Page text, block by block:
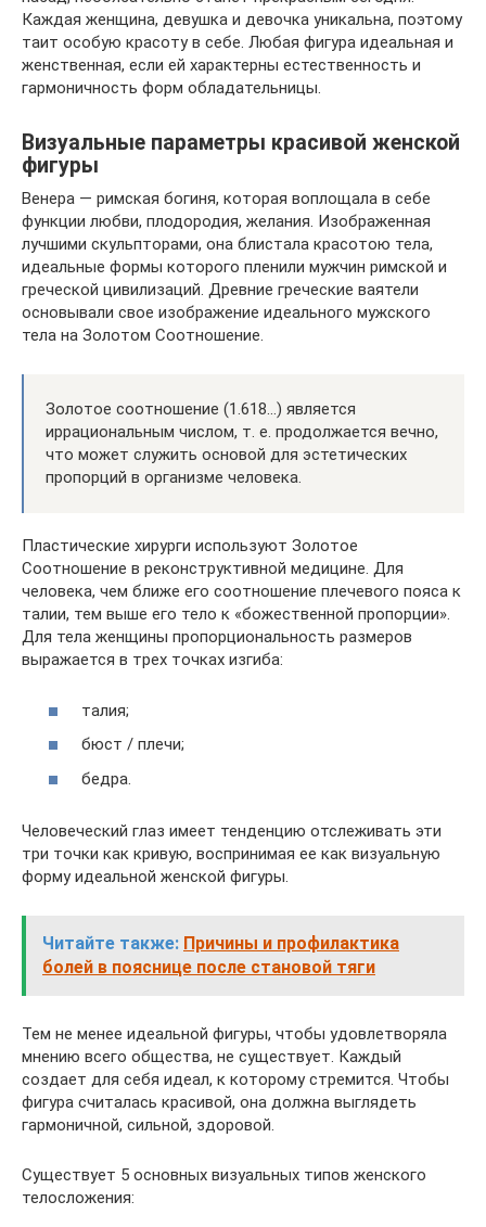
Каждая женщина, девушка и девочка уникальна, поэтому
таит особую красоту в себе. Любая фигура идеальная и
женственная, если ей характерны естественность и
гармоничность форм обладательницы.
Визуальные параметры красивой женской
фигуры
Венера — римская богиня, которая воплощала в себе
функции любви, плодородия, желания. Изображенная
лучшими скульпторами, она блистала красотою тела,
идеальные формы которого пленили мужчин римской и
греческой цивилизаций. Древние греческие ваятели
основывали свое изображение идеального мужского
тела на Золотом Соотношение.
Золотое соотношение (1.618…) является
иррациональным числом, т. е. продолжается вечно,
что может служить основой для эстетических
пропорций в организме человека.
Пластические хирурги используют Золотое
Соотношение в реконструктивной медицине. Для
человека, чем ближе его соотношение плечевого пояса к
талии, тем выше его тело к «божественной пропорции».
Для тела женщины пропорциональность размеров
выражается в трех точках изгиба:
талия;
бюст / плечи;
бедра.
Человеческий глаз имеет тенденцию отслеживать эти
три точки как кривую, воспринимая ее как визуальную
форму идеальной женской фигуры.
Читайте также: Причины и профилактика
болей в пояснице после становой тяги
Тем не менее идеальной фигуры, чтобы удовлетворяла
мнению всего общества, не существует. Каждый
создает для себя идеал, к которому стремится. Чтобы
фигура считалась красивой, она должна выглядеть
гармоничной, сильной, здоровой.
Существует 5 основных визуальных типов женского
телосложения: